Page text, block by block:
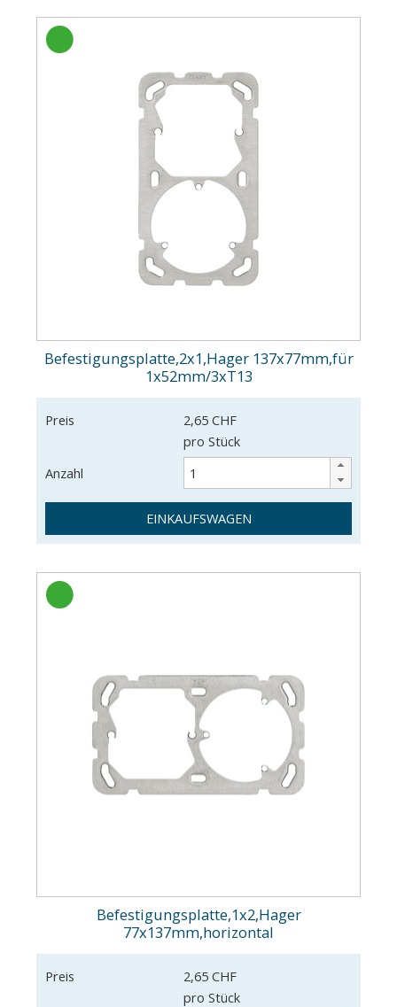
Befestigungsplatte,2x1,Hager 137x77mm,für
1x52mm/3xT13
Preis
2,65 CHF
pro Stück
Anzahl
EINKAUFSWAGEN
Befestigungsplatte,1x2,Hager
77x137mm,horizontal
Preis
2,65 CHF
pro Stück